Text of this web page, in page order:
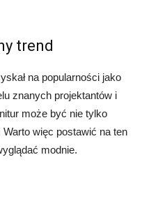
trend
na popularności jako
znanych projektantów i
może być nie tylko
więc postawić na ten
modnie.